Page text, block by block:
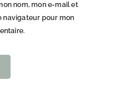
nom, mon e-mail et
navigateur pour mon